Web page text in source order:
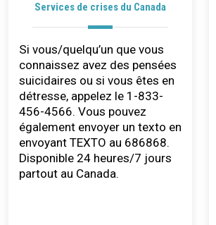
Services de crises du Canada
Si vous/quelqu’un que vous
connaissez avez des pensées
suicidaires ou si vous êtes en
détresse, appelez le 1-833-
456-4566. Vous pouvez
également envoyer un texto en
envoyant TEXTO au 686868.
Disponible 24 heures/7 jours
partout au Canada.